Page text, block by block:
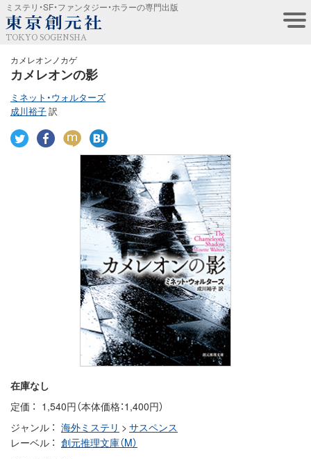
ミステリ・SF・ファンタジー・ホラーの専門出版
TOKYO SOGENSHA
カメレオンノカゲ
カメレオンの影
ミネット・ウォルターズ
成川裕子訳
在庫なし
定価
1,540円（本体価格：1,400円）
ジャンル
海外ミステリ > サスペンス
レーベル
創元推理文庫（M）